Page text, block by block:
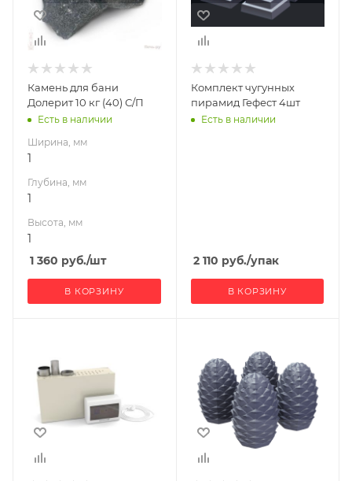
Камень для бани
Долерит 10 кг (40) С/П
Есть в наличии
Ширина, мм
1
Глубина, мм
1
Высота, мм
1
1 360 руб./шт
В КОРЗИНУ
Комплект чугунных
пирамид Гефест 4шт
Есть в наличии
2 110 руб./упак
В КОРЗИНУ